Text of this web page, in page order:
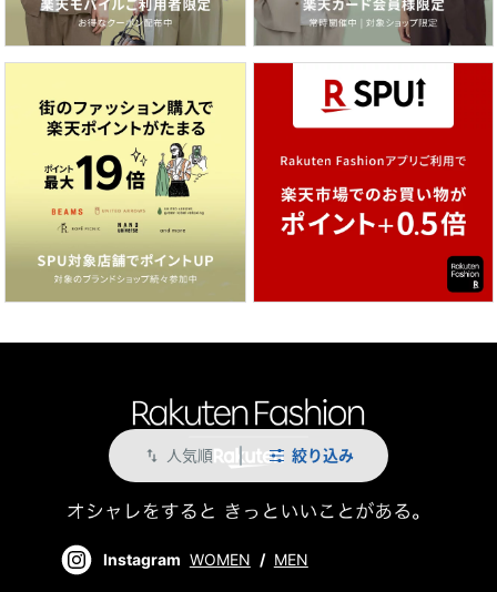
swap_vert 人気順 絞り込み
Instagram WOMEN / MEN